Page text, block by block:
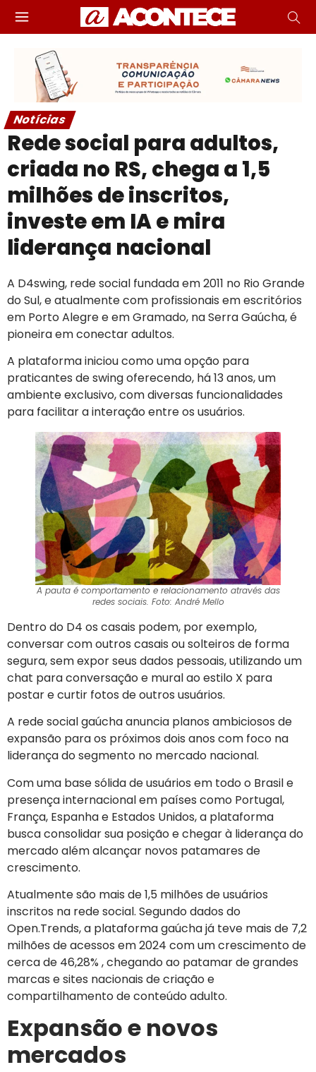
Notícias
Rede social para adultos,
criada no RS, chega a 1,5
milhões de inscritos,
investe em IA e mira
liderança nacional
A D4swing, rede social fundada em 2011 no Rio Grande
do Sul, e atualmente com profissionais em escritórios
em Porto Alegre e em Gramado, na Serra Gaúcha, é
pioneira em conectar adultos.
A plataforma iniciou como uma opção para
praticantes de swing oferecendo, há 13 anos, um
ambiente exclusivo, com diversas funcionalidades
para facilitar a interação entre os usuários.
A pauta é comportamento e relacionamento através das
redes sociais. Foto: André Mello
Dentro do D4 os casais podem, por exemplo,
conversar com outros casais ou solteiros de forma
segura, sem expor seus dados pessoais, utilizando um
chat para conversação e mural ao estilo X para
postar e curtir fotos de outros usuários.
A rede social gaúcha anuncia planos ambiciosos de
expansão para os próximos dois anos com foco na
liderança do segmento no mercado nacional.
Com uma base sólida de usuários em todo o Brasil e
presença internacional em países como Portugal,
França, Espanha e Estados Unidos, a plataforma
busca consolidar sua posição e chegar à liderança do
mercado além alcançar novos patamares de
crescimento.
Atualmente são mais de 1,5 milhões de usuários
inscritos na rede social. Segundo dados do
Open.Trends, a plataforma gaúcha já teve mais de 7,2
milhões de acessos em 2024 com um crescimento de
cerca de 46,28% , chegando ao patamar de grandes
marcas e sites nacionais de criação e
compartilhamento de conteúdo adulto.
Expansão e novos
mercados